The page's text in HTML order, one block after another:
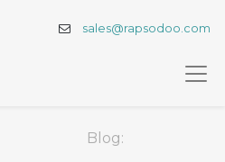
sales@rapsodoo.com
Blog: